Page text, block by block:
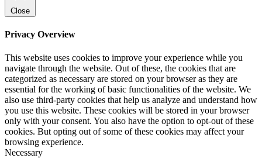
Close
Privacy Overview
This website uses cookies to improve your experience while you
navigate through the website. Out of these, the cookies that are
categorized as necessary are stored on your browser as they are
essential for the working of basic functionalities of the website. We
also use third-party cookies that help us analyze and understand how
you use this website. These cookies will be stored in your browser
only with your consent. You also have the option to opt-out of these
cookies. But opting out of some of these cookies may affect your
browsing experience.
Necessary